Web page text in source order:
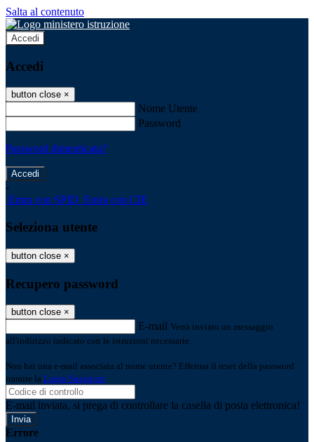
Salta al contenuto
Accedi
Accedi
button close ×
Nome Utente
Password
Password dimenticata?
-
Entra con SPID Entra con CIE
Seleziona utente
button close ×
Recupero password
button close ×
E-mail Verrà inviato un messaggio
all'indirizzo indicato con le istruzioni necessarie.
Non hai una e-mail associata al nome utente? Effettua il reset della password
tramite la Login Spaggiari
E-mail inviata, si prega di controllare la casella di posta elettronica!
Errore